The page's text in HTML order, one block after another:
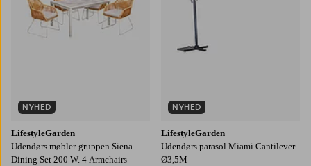
LifestyleGarden
Udendørs møbler-gruppen Siena
Dining Set 200 W. 4 Armchairs
NYHED
LifestyleGarden
Udendørs parasol Miami Cantilever
Ø3,5M
NYHED